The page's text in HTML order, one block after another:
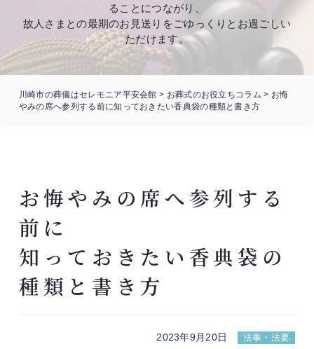
ることにつながり、
故人さまとの最期のお見送りをごゆっくりとお過ごしい
ただけます。
川崎市の葬儀はセレモニア平安会館 > お葬式のお役立ちコラム > お悔
やみの席へ参列する前に知っておきたい香典袋の種類と書き方
お悔やみの席へ参列する
前に
知っておきたい香典袋の
種類と書き方
2023年9月20日 法事・法要